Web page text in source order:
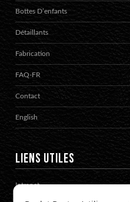
Bottes D’enfants
Détaillants
Fabrication
FAQ-FR
Contact
English
LIENS UTILES
Intranet